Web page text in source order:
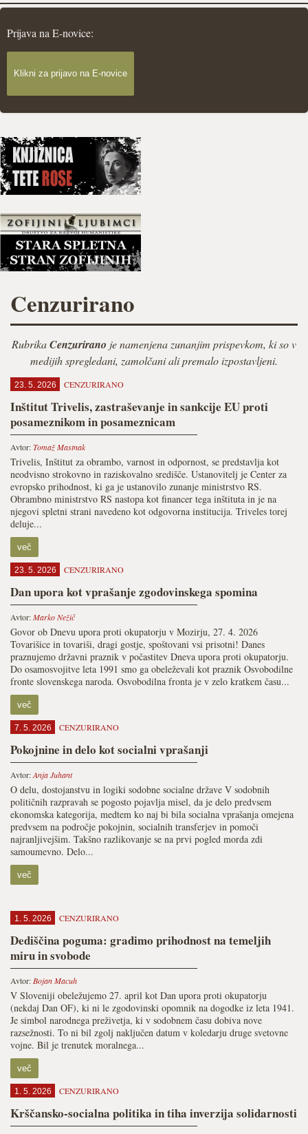
Prijava na E-novice:
Klikni za prijavo na E-novice
Cenzurirano
RubrikaCenzurirano je namenjena zunanjim prispevkom, ki so v
medijih spregledani, zamolčani ali premalo izpostavljeni.
23. 5. 2026 CENZURIRANO
Inštitut Trivelis, zastraševanje in sankcije EU proti
posameznikom in posameznicam
Avtor:Tomaž Mastnak
Trivelis, Inštitut za obrambo, varnost in odpornost, se predstavlja kot
neodvisno strokovno in raziskovalno središče. Ustanovitelj je Center za
evropsko prihodnost, ki ga je ustanovilo zunanje ministrstvo RS.
Obrambno ministrstvo RS nastopa kot financer tega inštituta in je na
njegovi spletni strani navedeno kot odgovorna institucija. Triveles torej
deluje...
več
23. 5. 2026 CENZURIRANO
Dan upora kot vprašanje zgodovinskega spomina
Avtor:Marko Nežič
Govor ob Dnevu upora proti okupatorju v Mozirju, 27. 4. 2026
Tovarišice in tovariši, dragi gostje, spoštovani vsi prisotni! Danes
praznujemo državni praznik v počastitev Dneva upora proti okupatorju.
Do osamosvojitve leta 1991 smo ga obeleževali kot praznik Osvobodilne
fronte slovenskega naroda. Osvobodilna fronta je v zelo kratkem času...
več
7. 5. 2026 CENZURIRANO
Pokojnine in delo kot socialni vprašanji
Avtor:Anja Juhant
O delu, dostojanstvu in logiki sodobne socialne države V sodobnih
političnih razpravah se pogosto pojavlja misel, da je delo predvsem
ekonomska kategorija, medtem ko naj bi bila socialna vprašanja omejena
predvsem na področje pokojnin, socialnih transferjev in pomoči
najranljivejšim. Takšno razlikovanje se na prvi pogled morda zdi
samoumevno. Delo...
več
1. 5. 2026 CENZURIRANO
Dediščina poguma: gradimo prihodnost na temeljih
miru in svobode
Avtor: Bojan Macuh
V Sloveniji obeležujemo 27. april kot Dan upora proti okupatorju
(nekdaj Dan OF), ki ni le zgodovinski opomnik na dogodke iz leta 1941.
Je simbol narodnega preživetja, ki v sodobnem času dobiva nove
razsežnosti. To ni bil zgolj naključen datum v koledarju druge svetovne
vojne. Bil je trenutek moralnega...
več
1. 5. 2026 CENZURIRANO
Krščansko-socialna politika in tiha inverzija solidarnosti